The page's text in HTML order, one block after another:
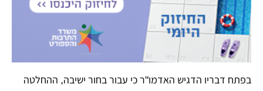
​בפתח דבריו הדגיש האדמו"ר כי עבור בחור ישיבה, ההחלטה